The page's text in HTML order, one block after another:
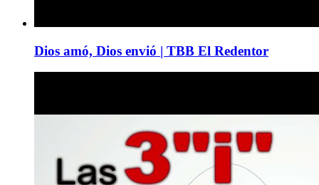
Dios amó, Dios envió | TBB El Redentor